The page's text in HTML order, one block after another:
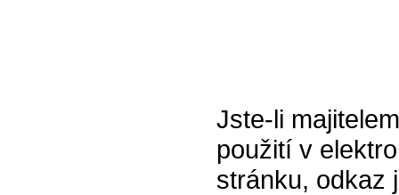
Jste-li
použití v
stránku, odkaz